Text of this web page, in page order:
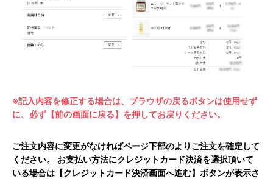
※記入内容を修正する場合は、ブラウザの戻るボタンは使用せず
に、必ず【前の画面に戻る】を押してお戻りください。
ご注文内容に変更がなければページ下部のよりご注文を確定して
ください。 お支払い方法にクレジットカード決済を選択頂いて
いる場合は【クレジットカード決済画面へ進む】ボタンが表示さ